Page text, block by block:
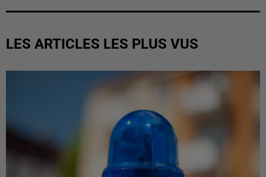
LES ARTICLES LES PLUS VUS